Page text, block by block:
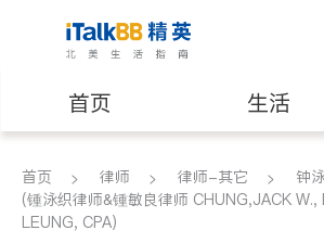
首页 生活
医生 律师
首页 律师 律师-其它
钟
(锺泳织律师&锺敏良律师 CHUNG,JACK W.,
LEUNG, CPA)